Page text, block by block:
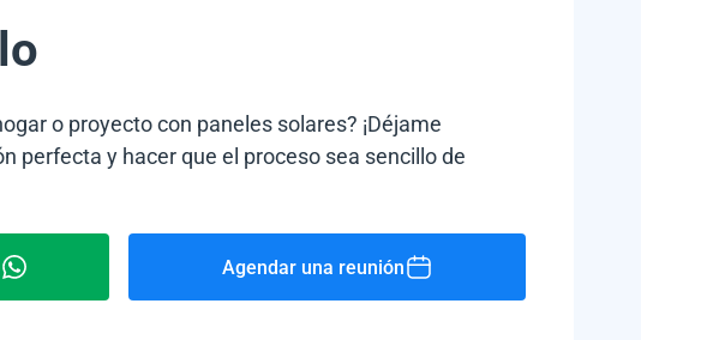
o proyecto con paneles solares? ¡Déjame
perfecta y hacer que el proceso sea sencillo de
Agendar una reunión